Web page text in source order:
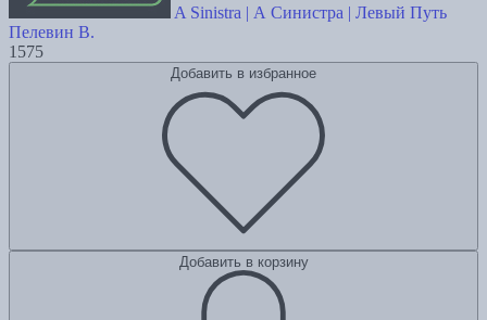
A Sinistra | А Синистра | Левый Путь
Пелевин В.
1575
Добавить в избранное
Добавить в корзину